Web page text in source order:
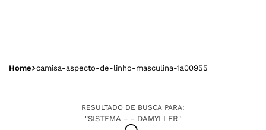
camisa-aspecto-de-linho-masculina-1a00955
RESULTADO DE BUSCA PARA:
"SISTEMA – - DAMYLLER"